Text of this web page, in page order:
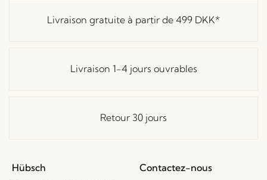
Livraison gratuite à partir de 499 DKK*
Livraison 1-4 jours ouvrables
Retour 30 jours
Hübsch
Contactez-nous